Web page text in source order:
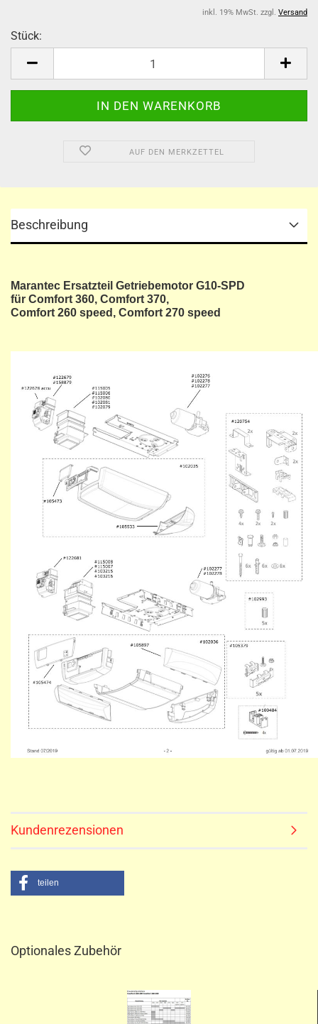
inkl. 19% MwSt. zzgl. Versand
Stück:
AUF DEN MERKZETTEL
Beschreibung
Marantec Ersatzteil Getriebemotor G10-SPD
für Comfort 360, Comfort 370,
Comfort 260 speed, ​Comfort 270 speed
Kundenrezensionen
teilen
Optionales Zubehör